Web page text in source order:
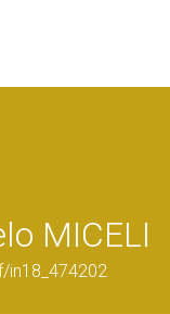
MICELI
in18_474202